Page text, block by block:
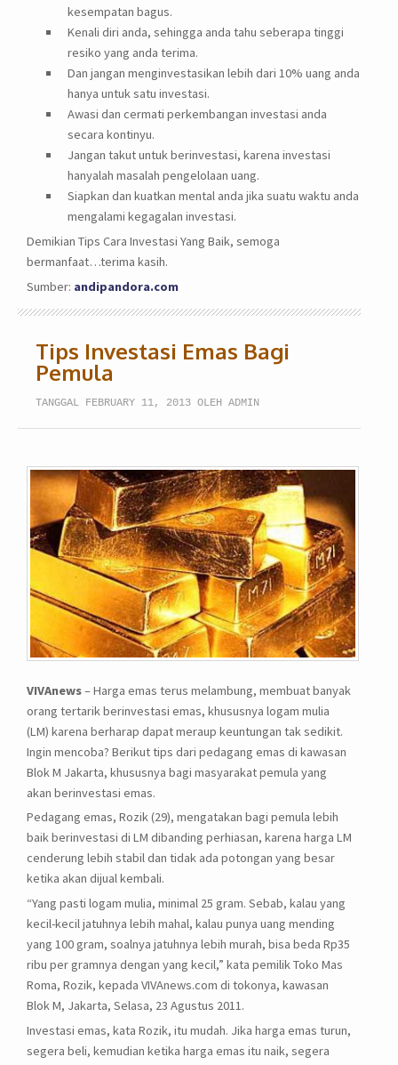
kesempatan bagus.
Kenali diri anda, sehingga anda tahu seberapa tinggi
resiko yang anda terima.
Dan jangan menginvestasikan lebih dari 10% uang anda
hanya untuk satu investasi.
Awasi dan cermati perkembangan investasi anda
secara kontinyu.
Jangan takut untuk berinvestasi, karena investasi
hanyalah masalah pengelolaan uang.
Siapkan dan kuatkan mental anda jika suatu waktu anda
mengalami kegagalan investasi.
Demikian Tips Cara Investasi Yang Baik, semoga
bermanfaat…terima kasih.
Sumber: andipandora.com
Tips Investasi Emas Bagi
Pemula
TANGGAL FEBRUARY 11, 2013 OLEH ADMIN
VIVAnews– Harga emas terus melambung, membuat banyak
orang tertarik berinvestasi emas, khususnya logam mulia
(LM) karena berharap dapat meraup keuntungan tak sedikit.
Ingin mencoba? Berikut tips dari pedagang emas di kawasan
Blok M Jakarta, khususnya bagi masyarakat pemula yang
akan berinvestasi emas.
Pedagang emas, Rozik (29), mengatakan bagi pemula lebih
baik berinvestasi di LM dibanding perhiasan, karena harga LM
cenderung lebih stabil dan tidak ada potongan yang besar
ketika akan dijual kembali.
“Yang pasti logam mulia, minimal 25 gram. Sebab, kalau yang
kecil-kecil jatuhnya lebih mahal, kalau punya uang mending
yang 100 gram, soalnya jatuhnya lebih murah, bisa beda Rp35
ribu per gramnya dengan yang kecil,” kata pemilik Toko Mas
Roma, Rozik, kepada VIVAnews.com di tokonya, kawasan
Blok M, Jakarta, Selasa, 23 Agustus 2011.
Investasi emas, kata Rozik, itu mudah. Jika harga emas turun,
segera beli, kemudian ketika harga emas itu naik, segera